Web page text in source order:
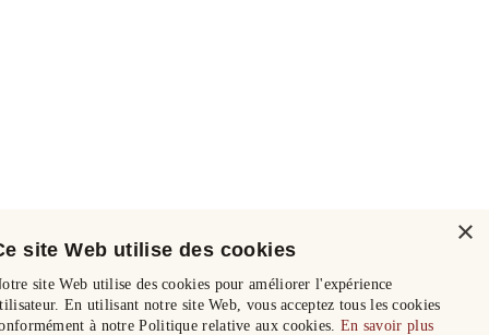
×
site Web utilise des cookies
site Web utilise des cookies pour améliorer l'expérience
En utilisant notre site Web, vous acceptez tous les cookies
à notre Politique relative aux cookies. En savoir plus